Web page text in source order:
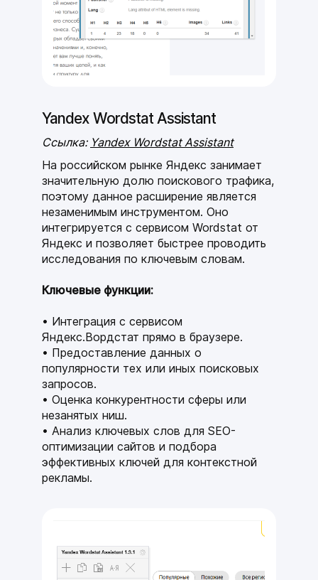
Yandex Wordstat Assistant
Ссылка: Yandex Wordstat Assistant
На российском рынке Яндекс занимает
значительную долю поискового трафика,
поэтому данное расширение является
незаменимым инструментом. Оно
интегрируется с сервисом Wordstat от
Яндекс и позволяет быстрее проводить
исследования по ключевым словам.
Ключевые функции:
Интеграция с сервисом
Яндекс.Вордстат прямо в браузере.
Предоставление данных о
популярности тех или иных поисковых
запросов.
Оценка конкурентности сферы или
незанятых ниш.
Анализ ключевых слов для SEO-
оптимизации сайтов и подбора
эффективных ключей для контекстной
рекламы.